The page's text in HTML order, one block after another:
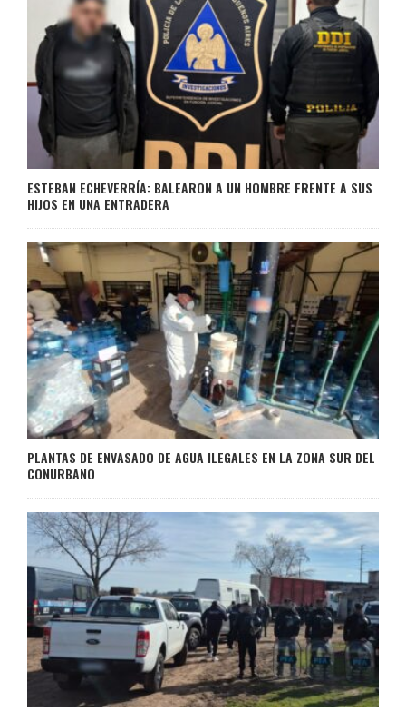
ESTEBAN ECHEVERRÍA: BALEARON A UN HOMBRE FRENTE A SUS
HIJOS EN UNA ENTRADERA
PLANTAS DE ENVASADO DE AGUA ILEGALES EN LA ZONA SUR DEL
CONURBANO